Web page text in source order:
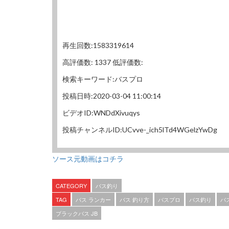
再生回数:1583319614
高評価数: 1337 低評価数:
検索キーワード:バスプロ
投稿日時:2020-03-04 11:00:14
ビデオID:WNDdXivuqys
投稿チャンネルID:UCvve-_ich5lTd4WGelzYwDg
ソース元動画はコチラ
CATEGORY
バス釣り
TAG
バス ランカー バス 釣り方 バスプロ バス釣り バ
ブラックバス JB